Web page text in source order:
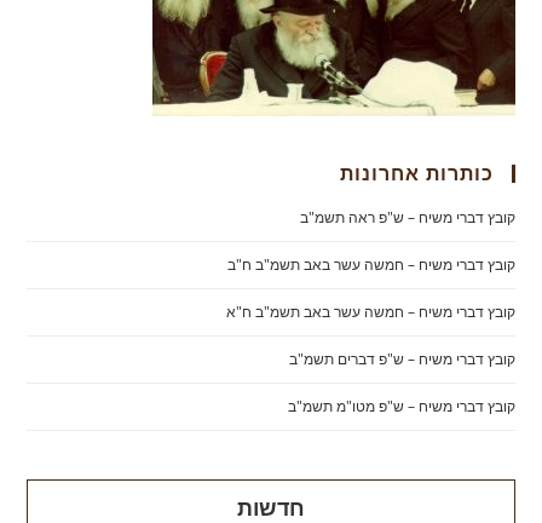
כותרות אחרונות
קובץ דברי משיח – ש"פ ראה תשמ"ב
קובץ דברי משיח – חמשה עשר באב תשמ"ב ח"ב
קובץ דברי משיח – חמשה עשר באב תשמ"ב ח"א
קובץ דברי משיח – ש"פ דברים תשמ"ב
קובץ דברי משיח – ש"פ מטו"מ תשמ"ב
חדשות